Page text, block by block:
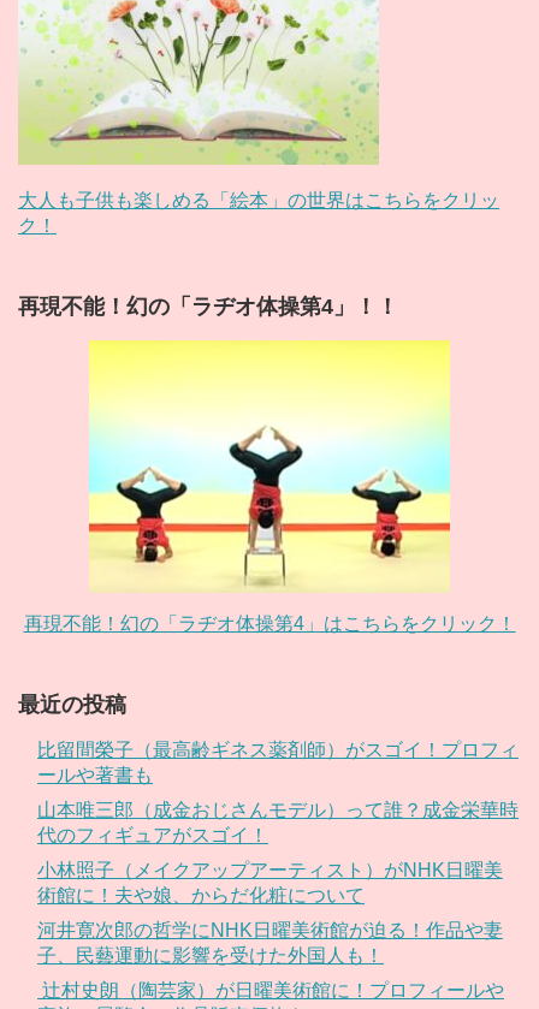
大人も子供も楽しめる「絵本」の世界はこちらをクリッ
ク！
再現不能！幻の「ラヂオ体操第4」！！
再現不能！幻の「ラヂオ体操第4」はこちらをクリック！
最近の投稿
比留間榮子（最高齢ギネス薬剤師）がスゴイ！プロフィ
ールや著書も
山本唯三郎（成金おじさんモデル）って誰？成金栄華時
代のフィギュアがスゴイ！
小林照子（メイクアップアーティスト）がNHK日曜美
術館に！夫や娘、からだ化粧について
河井寛次郎の哲学にNHK日曜美術館が迫る！作品や妻
子、民藝運動に影響を受けた外国人も！
辻村史朗（陶芸家）が日曜美術館に！プロフィールや